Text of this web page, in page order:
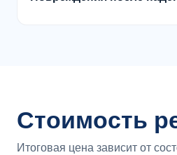
Стоимость
Итоговая цена зависит от